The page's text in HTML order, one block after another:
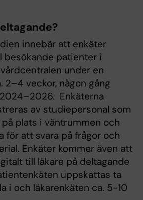
innebär att enkäter
besökande patienter i
under en
2–4 veckor, någon gång
Enkäterna
av studiepersonal som
plats i väntrummen och
för att svara på frågor och
Enkäter kommer även att
till läkare på deltagande
uppskattas ta
i och läkarenkäten ca. 5-10